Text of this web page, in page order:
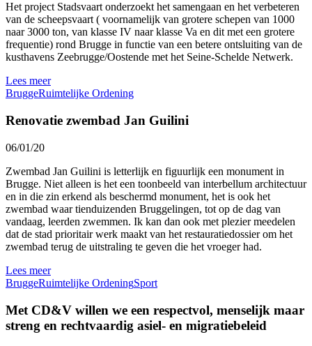
Het project Stadsvaart onderzoekt het samengaan en het verbeteren
van de scheepsvaart ( voornamelijk van grotere schepen van 1000
naar 3000 ton, van klasse IV naar klasse Va en dit met een grotere
frequentie) rond Brugge in functie van een betere ontsluiting van de
kusthavens Zeebrugge/Oostende met het Seine-Schelde Netwerk.
Lees meer
BruggeRuimtelijke Ordening
Renovatie zwembad Jan Guilini
06/01/20
Zwembad Jan Guilini is letterlijk en figuurlijk een monument in
Brugge. Niet alleen is het een toonbeeld van interbellum architectuur
en in die zin erkend als beschermd monument, het is ook het
zwembad waar tienduizenden Bruggelingen, tot op de dag van
vandaag, leerden zwemmen. Ik kan dan ook met plezier meedelen
dat de stad prioritair werk maakt van het restauratiedossier om het
zwembad terug de uitstraling te geven die het vroeger had.
Lees meer
BruggeRuimtelijke OrdeningSport
Met CD&V willen we een respectvol, menselijk maar
streng en rechtvaardig asiel- en migratiebeleid